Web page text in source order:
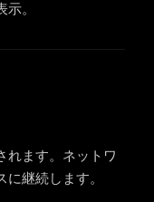
。
れます。ネットワ
継続します。